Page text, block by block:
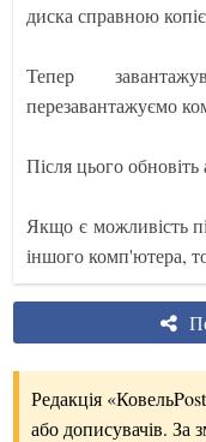
диска справною
Тепер
перезавантажуємо
Після цього
Якщо є можливість
іншого комп'ютера,
Редакція
або дописувачів. За